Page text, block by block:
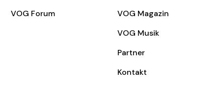
VOG Forum
VOG Magazin
VOG Musik
Partner
Kontakt